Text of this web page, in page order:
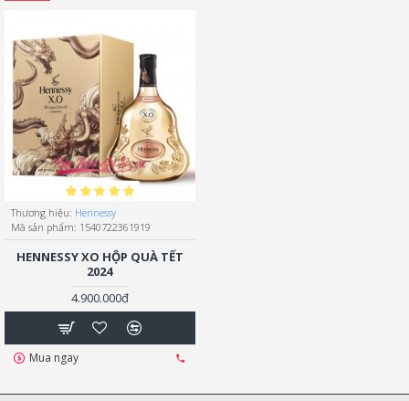
Thương hiệu: Hennessy
Mã sản phẩm: 1540722361919
HENNESSY XO HỘP QUÀ TẾT
2024
4.900.000đ
Mua ngay